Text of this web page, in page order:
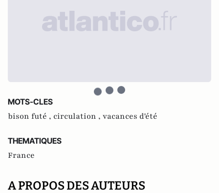
MOTS-CLES
bison futé , circulation , vacances d'été
THEMATIQUES
France
A PROPOS DES AUTEURS